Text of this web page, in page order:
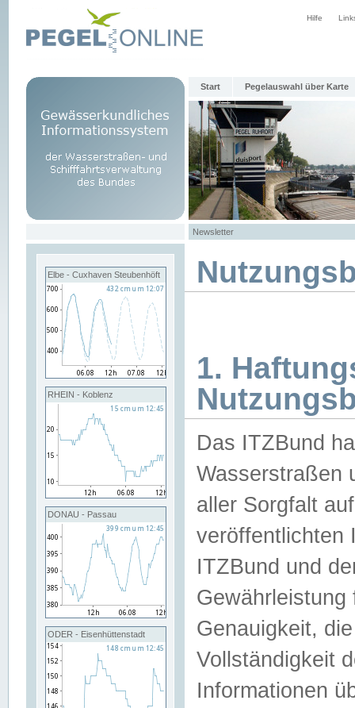
Hilfe
Start Pegelauswahl über Karte
Newsletter
Elbe - Cuxhaven Steubenhöft
RHEIN - Koblenz
DONAU - Passau
ODER - Eisenhüttenstadt
1.
Das ITZBund
Wasserstraßen
aller Sorgfalt
veröffentlichten
ITZBund und
Genauigkeit,
Vollständigkeit
Informationen